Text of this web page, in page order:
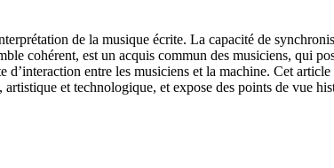
de la musique écrite. La capacité de
cohérent, est un acquis commun des musiciens, qui
d’interaction entre les musiciens et la machine. Cet
artistique et technologique, et expose des points de vue